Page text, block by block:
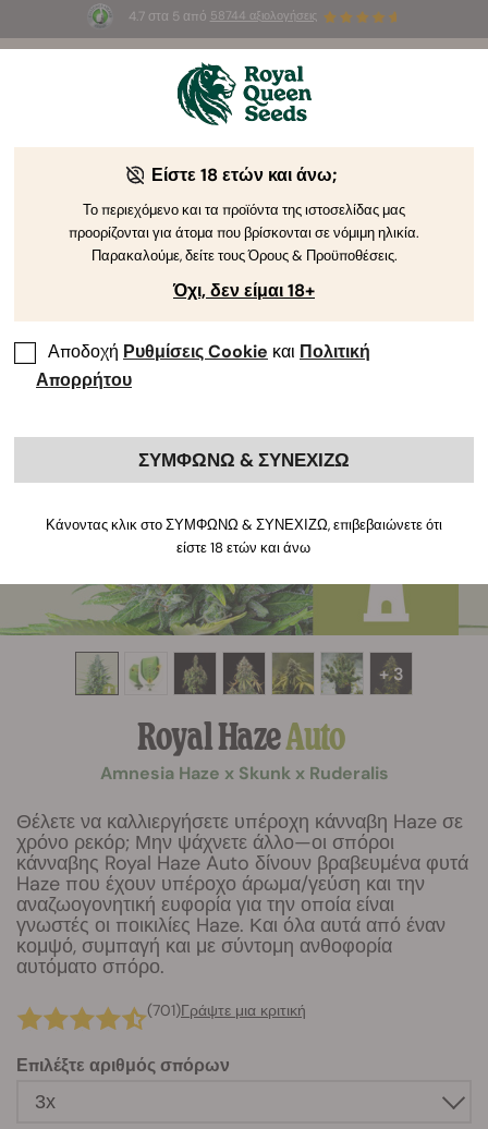
4.7 στα 5 από 58744 αξιολογήσεις
3 σπόρους White Widow AutoΔΩΡΕΑΝ για τους
+ 3
Royal HazeAuto
Amnesia Haze x Skunk x Ruderalis
Θέλετε να καλλιεργήσετε υπέροχη κάνναβη Haze σε
χρόνο ρεκόρ; Μην ψάχνετε άλλο—οι σπόροι
κάνναβης Royal Haze Auto δίνουν βραβευμένα φυτά
Haze που έχουν υπέροχο άρωμα/γεύση και την
αναζωογονητική ευφορία για την οποία είναι
γνωστές οι ποικιλίες Haze. Και όλα αυτά από έναν
κομψό, συμπαγή και με σύντομη ανθοφορία
αυτόματο σπόρο.
(701)Γράψτε μια κριτική
Επιλέξτε αριθμός σπόρων
Είστε 18 ετών και άνω;
Το περιεχόμενο και τα προϊόντα της ιστοσελίδας μας
προορίζονται για άτομα που βρίσκονται σε νόμιμη ηλικία.
Παρακαλούμε, δείτε τους Όρους & Προϋποθέσεις.
Όχι, δεν είμαι 18+
Αποδοχή Ρυθμίσεις Cookie και Πολιτική
Απορρήτου
ΣΥΜΦΩΝΩ & ΣΥΝΕΧΙΖΩ
Κάνοντας κλικ στο ΣΥΜΦΩΝΩ & ΣΥΝΕΧΙΖΩ, επιβεβαιώνετε ότι
είστε 18 ετών και άνω